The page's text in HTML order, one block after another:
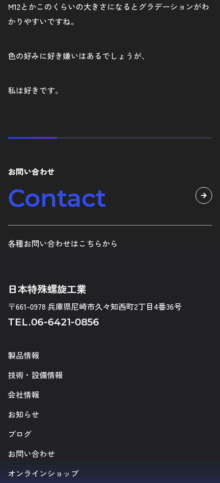
M12とかこのくらいの大きさになるとグラデーションがわ
かりやすいですね。
色の好みに好き嫌いはあるでしょうが、
私は好きです。
お問い合わせ
Contact
各種お問い合わせはこちらから
日本特殊螺旋工業
〒661-0978 兵庫県尼崎市久々知西町2丁目4番36号
TEL.06-6421-0856
製品情報
技術・設備情報
会社情報
お知らせ
ブログ
お問い合わせ
オンラインショップ